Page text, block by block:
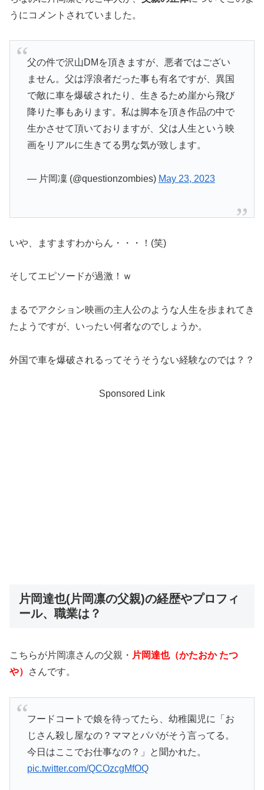
うにコメントされていました。
父の件で沢山DMを頂きますが、悪者ではござい
ません。父は浮浪者だった事も有名ですが、異国
で敵に車を爆破されたり、生きるため崖から飛び
降りた事もあります。私は脚本を頂き作品の中で
生かさせて頂いておりますが、父は人生という映
画をリアルに生きてる男な気が致します。
— 片岡凜 (@questionzombies) May 23, 2023
いや、ますますわからん・・・！(笑)
そしてエピソードが過激！ｗ
まるでアクション映画の主人公のような人生を歩まれてき
たようですが、いったい何者なのでしょうか。
外国で車を爆破されるってそうそうない経験なのでは？？
Sponsored Link
片岡達也(片岡凛の父親)の経歴やプロフィ
ール、職業は？
こちらが片岡凛さんの父親・ 片岡達也（かたおか たつ
や）
さんです。
フードコートで娘を待ってたら、幼稚園児に「お
じさん殺し屋なの？ママとパパがそう言ってる。
今日はここでお仕事なの？」と聞かれた。
pic.twitter.com/QCOzcgMfOQ